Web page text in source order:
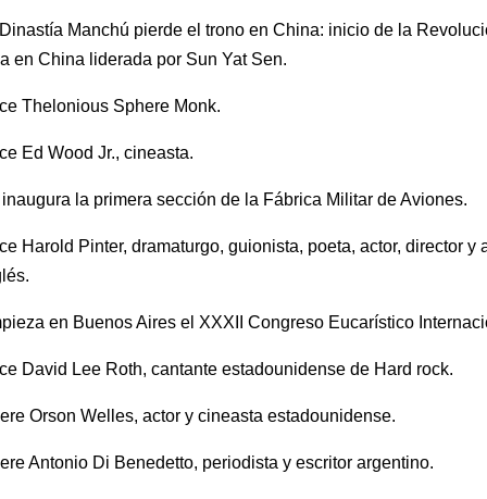
Manchú pierde el trono en China: inicio de la
en China liderada por Sun Yat Sen.
Thelonious Sphere Monk.
Ed Wood Jr., cineasta.
la primera sección de la Fábrica Militar de Aviones.
Harold Pinter, dramaturgo, guionista, poeta, actor, director y
en Buenos Aires el XXXII Congreso Eucarístico
David Lee Roth, cantante estadounidense de Hard rock.
Orson Welles, actor y cineasta estadounidense.
Antonio Di Benedetto, periodista y escritor argentino.